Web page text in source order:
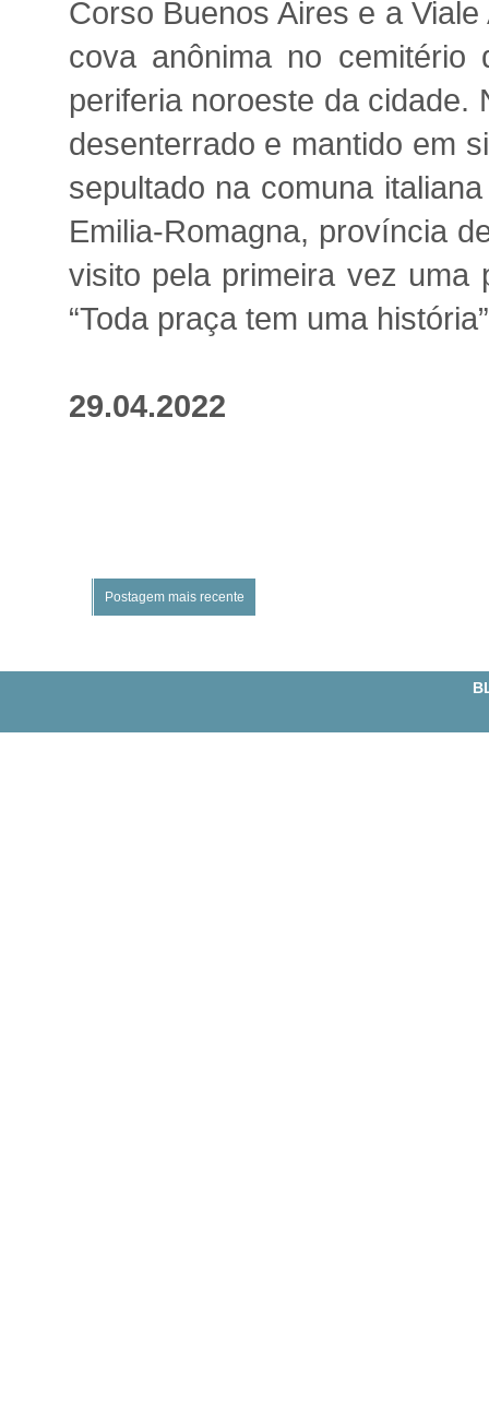
Corso Buenos Aires e a
cova anônima no cemitério
periferia noroeste da cidade.
desenterrado e mantido em
sepultado na comuna
Emilia-Romagna, província
visito pela primeira vez uma
“Toda praça tem uma
29.04.2022
Postagem mais recente